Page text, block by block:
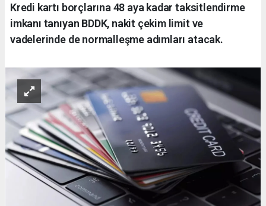
Kredi kartı borçlarına 48 aya kadar taksitlendirme
imkanı tanıyan BDDK, nakit çekim limit ve
vadelerinde de normalleşme adımları atacak.